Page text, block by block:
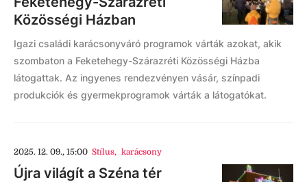
Közösségi Házban
Igazi családi karácsonyváró programok várták azokat, akik
szombaton a Feketehegy-Szárazréti Közösségi Házba
látogattak. Az ingyenes rendezvényen vásár, színpadi
produkciók és gyermekprogramok várták a látogatókat.
2025. 12. 09., 15:00 Stílus, karácsony
Újra világít a Széna tér